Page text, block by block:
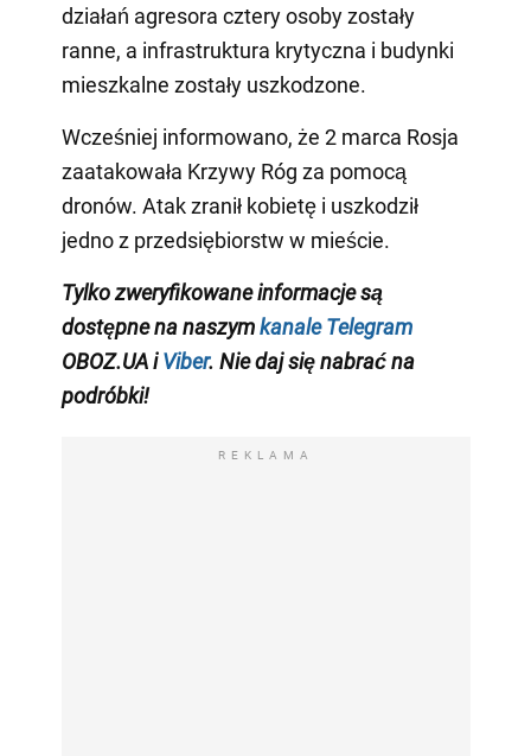
działań agresora cztery osoby zostały
ranne, a infrastruktura krytyczna i budynki
mieszkalne zostały uszkodzone.
Wcześniej informowano, że 2 marca Rosja
zaatakowała Krzywy Róg za pomocą
dronów. Atak zranił kobietę i uszkodził
jedno z przedsiębiorstw w mieście.
Tylko zweryfikowane informacje są
dostępne na naszymkanale Telegram
OBOZ.UA iViber. Nie daj się nabrać na
podróbki!
REKLAMA